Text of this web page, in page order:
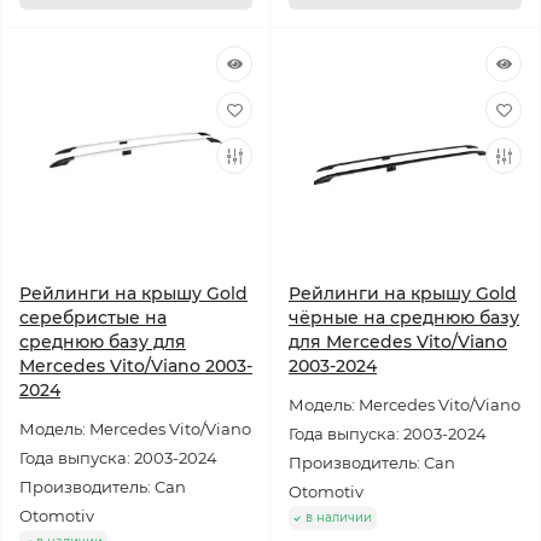
Рейлинги на крышу Gold
серебристые на
среднюю базу для
Mercedes Vito/Viano 2003-
2024
Модель: Mercedes Vito/Viano
Года выпуска: 2003-2024
Производитель: Can
Otomotiv
Рейлинги на крышу Gold
чёрные на среднюю базу
для Mercedes Vito/Viano
2003-2024
Модель: Mercedes Vito/Viano
Года выпуска: 2003-2024
Производитель: Can
Otomotiv
в наличии